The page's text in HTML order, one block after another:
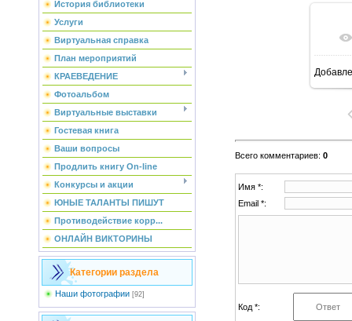
История библиотеки
Услуги
Виртуальная справка
План мероприятий
КРАЕВЕДЕНИЕ
Фотоальбом
Виртуальные выставки
Гостевая книга
Ваши вопросы
Продлить книгу On-line
Конкурсы и акции
ЮНЫЕ ТАЛАНТЫ ПИШУТ
Противодействие корр...
ОНЛАЙН ВИКТОРИНЫ
Категории раздела
Наши фотографии [92]
Всего комментариев: 0
Имя *:
Email *:
Код *: